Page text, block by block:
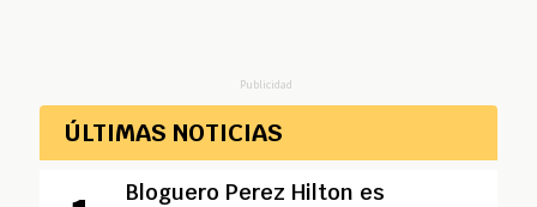
Publicidad
ÚLTIMAS NOTICIAS
Bloguero Perez Hilton es